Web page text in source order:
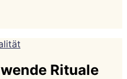
Rituale